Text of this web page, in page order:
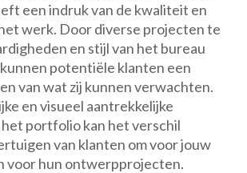
een indruk van de kwaliteit en
werk. Door diverse projecten te
en stijl van het bureau
potentiële klanten een
van wat zij kunnen verwachten.
en visueel aantrekkelijke
portfolio kan het verschil
van klanten om voor jouw
voor hun ontwerpprojecten.